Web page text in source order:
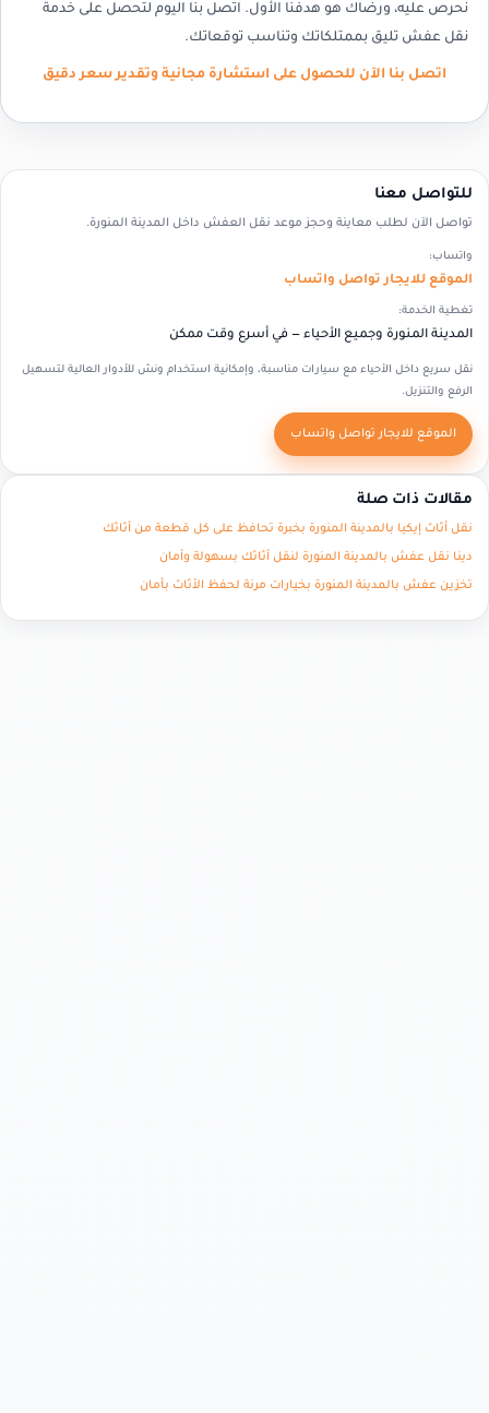
نحرص عليه، ورضاك هو هدفنا الأول. اتصل بنا اليوم لتحصل على خدمة
نقل عفش تليق بممتلكاتك وتناسب توقعاتك.
اتصل بنا الآن للحصول على استشارة مجانية وتقدير سعر دقيق
للتواصل معنا
تواصل الآن لطلب معاينة وحجز موعد نقل العفش داخل المدينة المنورة.
واتساب:
الموقع للايجار تواصل واتساب
تغطية الخدمة:
المدينة المنورة وجميع الأحياء — في أسرع وقت ممكن
نقل سريع داخل الأحياء مع سيارات مناسبة، وإمكانية استخدام ونش للأدوار العالية لتسهيل
الرفع والتنزيل.
الموقع للايجار تواصل واتساب
مقالات ذات صلة
نقل أثاث إيكيا بالمدينة المنورة بخبرة تحافظ على كل قطعة من أثاثك
دينا نقل عفش بالمدينة المنورة لنقل أثاثك بسهولة وأمان
تخزين عفش بالمدينة المنورة بخيارات مرنة لحفظ الأثاث بأمان